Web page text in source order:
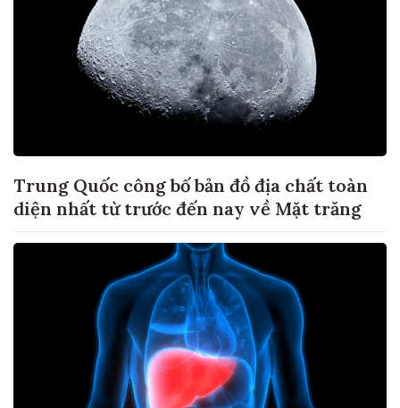
Trung Quốc công bố bản đồ địa chất toàn
diện nhất từ trước đến nay về Mặt trăng